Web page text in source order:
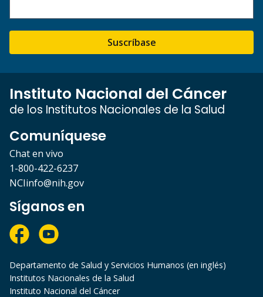
Suscríbase
Instituto Nacional del Cáncer
de los Institutos Nacionales de la Salud
Comuníquese
Chat en vivo
1-800-422-6237
NCIinfo@nih.gov
Síganos en
Departamento de Salud y Servicios Humanos (en inglés)
Institutos Nacionales de la Salud
Instituto Nacional del Cáncer